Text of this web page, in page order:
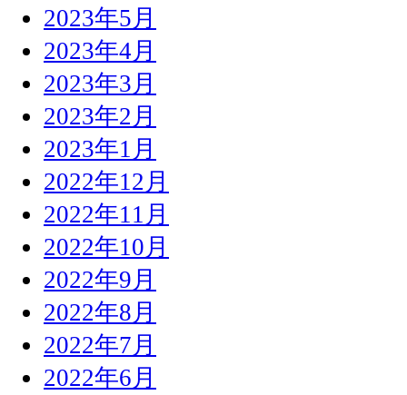
2023年5月
2023年4月
2023年3月
2023年2月
2023年1月
2022年12月
2022年11月
2022年10月
2022年9月
2022年8月
2022年7月
2022年6月